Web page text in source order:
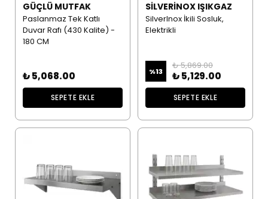
GÜÇLÜ MUTFAK
Paslanmaz Tek Katlı
Duvar Rafı (430 Kalite) -
180 CM
₺ 5,068.00
SEPETE EKLE
SILVERINOX IŞIKGAZ
SilverInox İkili Sosluk,
Elektrikli
%13
₺ 5,869.00
₺ 5,129.00
SEPETE EKLE